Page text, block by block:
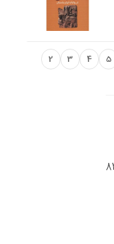
2 3 4 5